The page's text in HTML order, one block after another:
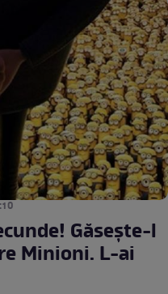
Găseşte-l
Minioni. L-ai